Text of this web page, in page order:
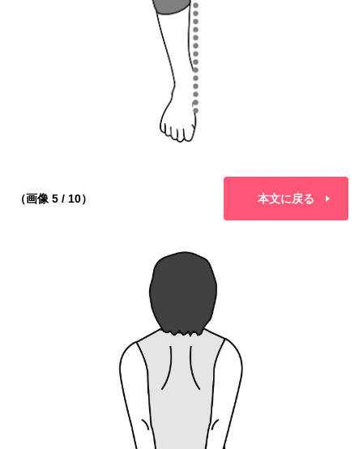
（画像 5 / 10） 本文に戻る